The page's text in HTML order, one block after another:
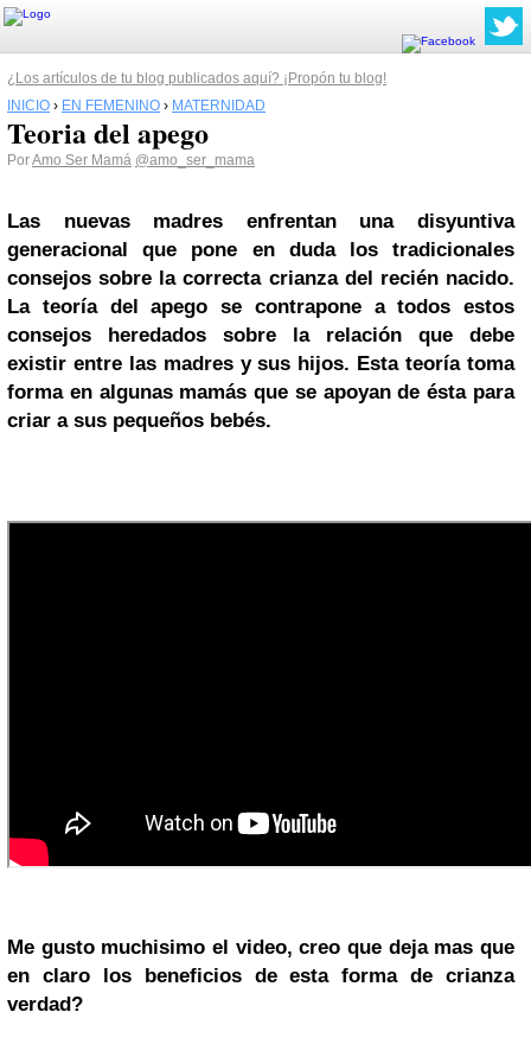
¿Los artículos de tu blog publicados aquí? ¡Propón tu blog!
INICIO › EN FEMENINO › MATERNIDAD
Teoria del apego
PorAmo Ser Mamá @amo_ser_mama
Las nuevas madres enfrentan una disyuntiva
generacional que pone en duda los tradicionales
consejos sobre la correcta crianza del recién nacido.
La teoría del apego se contrapone a todos estos
consejos heredados sobre la relación que debe
existir entre las madres y sus hijos. Esta teoría toma
forma en algunas mamás que se apoyan de ésta para
criar a sus pequeños bebés.
Me gusto muchisimo el video, creo que deja mas que
en claro los beneficios de esta forma de crianza
verdad?